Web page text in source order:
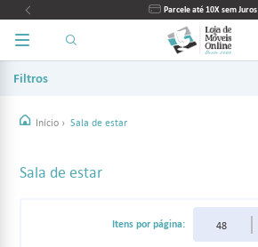
Parcele até 10X sem Juros
Início › Sala de estar
Filtros
Sala de estar
Itens por página: